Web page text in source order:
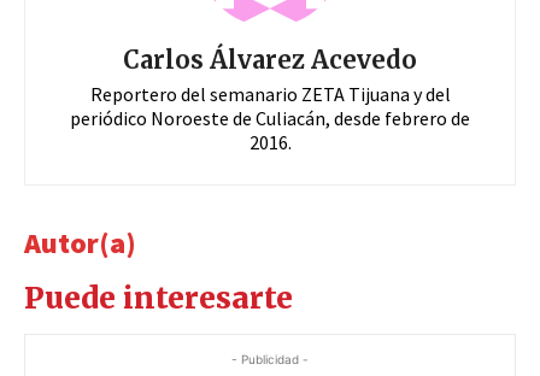
Carlos Álvarez Acevedo
Reportero del semanario ZETA Tijuana y del
periódico Noroeste de Culiacán, desde febrero de
2016.
Autor(a)
Puede interesarte
- Publicidad -